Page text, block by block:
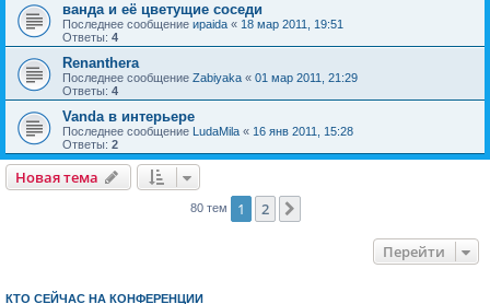
ванда и её цветущие соседи
Последнее сообщение ираida « 18 мар 2011, 19:51
Ответы: 4
Renanthera
Последнее сообщение Zabiyaka « 01 мар 2011, 21:29
Ответы: 4
Vanda в интерьере
Последнее сообщение LudaMila « 16 янв 2011, 15:28
Ответы: 2
Новая тема
80 тем 1 2
Перейти
КТО СЕЙЧАС НА КОНФЕРЕНЦИИ